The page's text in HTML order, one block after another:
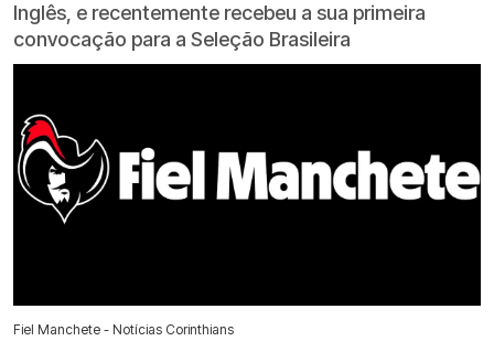
Inglês, e recentemente recebeu a sua primeira
convocação para a Seleção Brasileira
Fiel Manchete - Notícias Corinthians